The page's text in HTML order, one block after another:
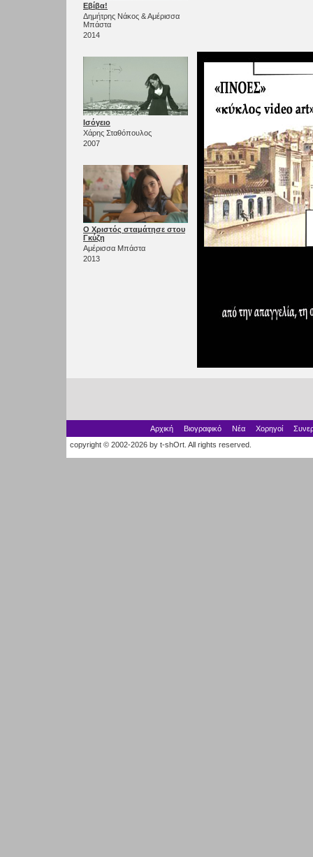
Εβίβα!
Δημήτρης Νάκος & Αμέρισσα
Μπάστα
2014
Ισόγειο
Χάρης Σταθόπουλος
2007
Ο Χριστός σταμάτησε στου
Γκύζη
Αμέρισσα Μπάστα
2013
Αρχική Βιογραφικό Νέα Χορηγοί
copyright © 2002-2026 by t-shOrt. All rights reserved.